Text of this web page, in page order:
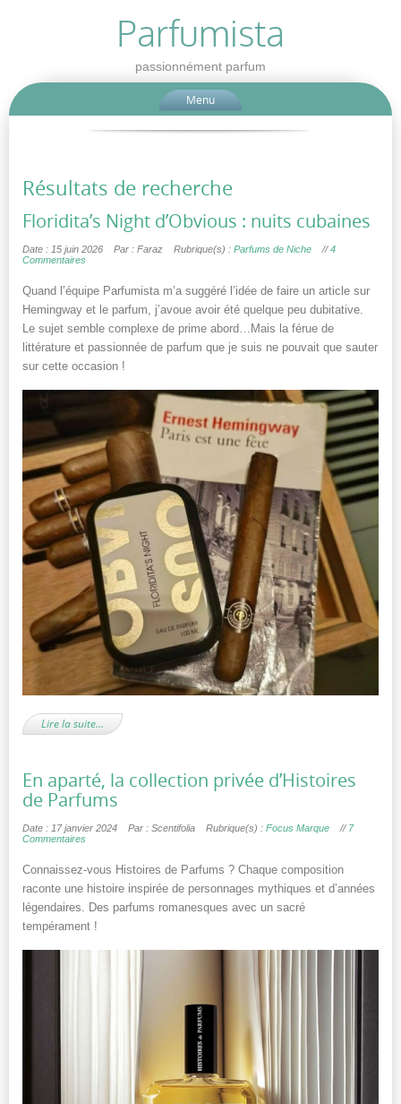
Parfumista
passionnément parfum
Menu
Résultats de recherche
Floridita’s Night d’Obvious : nuits cubaines
Date : 15 juin 2026 Par : Faraz Rubrique(s) : Parfums de Niche //4
Commentaires
Quand l’équipe Parfumista m’a suggéré l’idée de faire un article sur
Hemingway et le parfum, j’avoue avoir été quelque peu dubitative.
Le sujet semble complexe de prime abord…Mais la férue de
littérature et passionnée de parfum que je suis ne pouvait que sauter
sur cette occasion !
Lire la suite…
En aparté, la collection privée d’Histoires
de Parfums
Date : 17 janvier 2024 Par : Scentifolia Rubrique(s) : Focus Marque // 7
Commentaires
Connaissez-vous Histoires de Parfums ? Chaque composition
raconte une histoire inspirée de personnages mythiques et d’années
légendaires. Des parfums romanesques avec un sacré
tempérament !